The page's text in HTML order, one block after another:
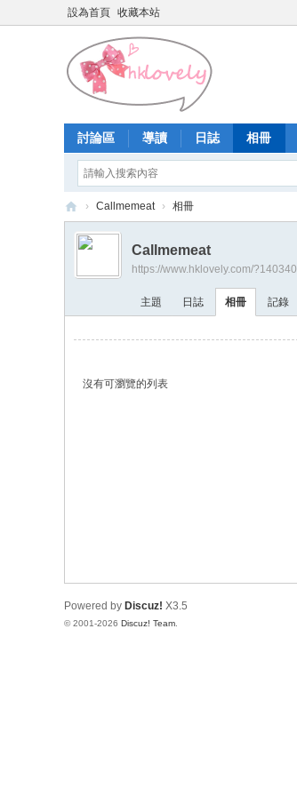
設為首頁 收藏本站
討論區 導讀 日誌 相冊
香
少
› Callmemeat › 相冊
Callmemeat
https://www.hklovely.com/?140340
主題 日誌 相冊 記錄
沒有可瀏覽的列表
Powered by Discuz! X3.5
© 2001-2026 Discuz! Team